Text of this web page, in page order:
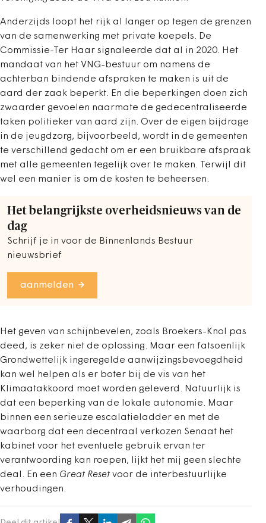
Anderzijds loopt het rijk al langer op tegen de grenzen
van de samenwerking met private koepels. De
Commissie-Ter Haar signaleerde dat al in 2020. Het
mandaat van het VNG-bestuur om namens de
achterban bindende afspraken te maken is uit de
aard der zaak beperkt. En die beperkingen doen zich
zwaarder gevoelen naarmate de gedecentraliseerde
taken politieker van aard zijn. Over de eigen bijdrage
in de jeugdzorg, bijvoorbeeld, wordt in de gemeenten
te verschillend gedacht om er een bruikbare afspraak
met alle gemeenten tegelijk over te maken. Terwijl dit
wel een manier is om de kosten te beheersen.
Het belangrijkste overheidsnieuws van de
dag
Schrijf je in voor de Binnenlands Bestuur
nieuwsbrief
aanmelden
Het geven van schijnbevelen, zoals Broekers-Knol pas
deed, is zeker niet de oplossing. Maar een fatsoenlijk
Grondwettelijk ingeregelde aanwijzingsbevoegdheid
kan wel helpen als er boter bij de vis van het
Klimaatakkoord moet worden geleverd. Natuurlijk is
dat een beperking van de lokale autonomie. Maar
binnen een serieuze escalatieladder en met de
waarborg dat een decentraal verkozen Senaat het
kabinet voor het eventuele gebruik ervan ter
verantwoording kan roepen, lijkt het mij geen slechte
deal. En een Great Reset voor de interbestuurlijke
verhoudingen.